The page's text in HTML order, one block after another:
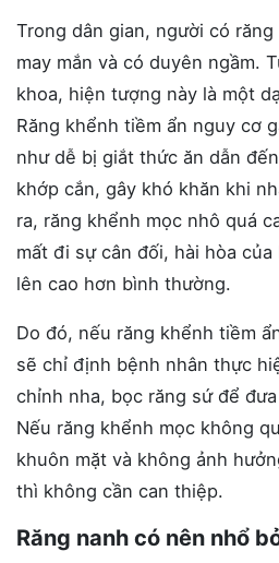
Trong dân gian, người có
may mắn và có duyên ngầm.
khoa, hiện tượng này là một
Răng khểnh tiềm ẩn nguy cơ
như dễ bị giắt thức ăn dẫn
khớp cắn, gây khó khăn khi
ra, răng khểnh mọc nhô quá
mất đi sự cân đối, hài hòa
lên cao hơn bình thường.
Do đó, nếu răng khểnh tiềm
sẽ chỉ định bệnh nhân thực
chỉnh nha, bọc răng sứ để
Nếu răng khểnh mọc không
khuôn mặt và không ảnh
thì không cần can thiệp.
Răng nanh có nên nhổ